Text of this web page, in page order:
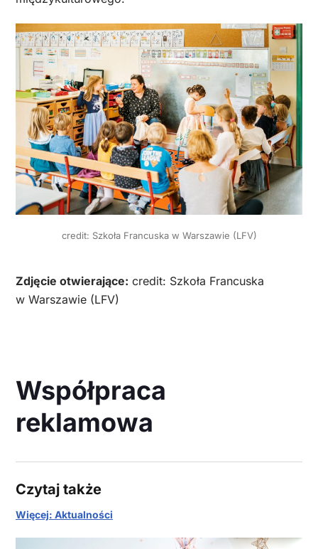
credit: Szkoła Francuska w Warszawie (LFV)
Zdjęcie otwierające: credit: Szkoła Francuska
w Warszawie (LFV)
Współpraca
reklamowa
Czytaj także
Więcej: Aktualności